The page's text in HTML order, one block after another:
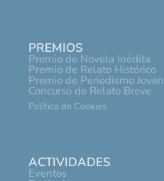
PREMIOS
Premio de Novela Inédita
Premio de Relato Histórico
Premio de Periodismo Joven
Concurso de Relato Breve
Política de Cookies
ACTIVIDADES
Eventos